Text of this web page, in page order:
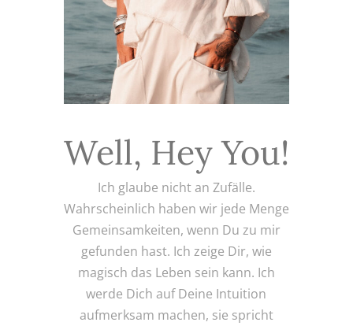
Well, Hey You!
Ich glaube nicht an Zufälle.
Wahrscheinlich haben wir jede Menge
Gemeinsamkeiten, wenn Du zu mir
gefunden hast. Ich zeige Dir, wie
magisch das Leben sein kann. Ich
werde Dich auf Deine Intuition
aufmerksam machen, sie spricht